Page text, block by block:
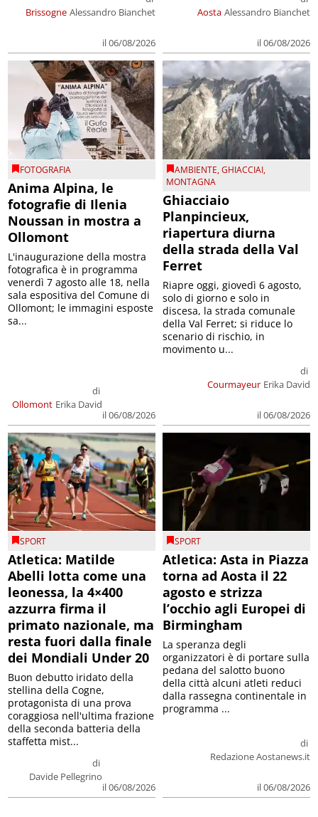
Brissogne Alessandro Bianchet
il 06/08/2026
Aosta Alessandro Bianchet
il 06/08/2026
FOTOGRAFIA
Anima Alpina, le
fotografie di Ilenia
Noussan in mostra a
Ollomont
Ollomont
di
Erika David
il 06/08/2026
L'inaugurazione della mostra
fotografica è in programma
venerdì 7 agosto alle 18, nella
sala espositiva del Comune di
Ollomont; le immagini esposte
sa...
AMBIENTE,GHIACCIAI,
MONTAGNA
Ghiacciaio
Planpincieux,
riapertura diurna
della strada della Val
Ferret
Courmayeur
di
Erika David
il 06/08/2026
Riapre oggi, giovedì 6 agosto,
solo di giorno e solo in
discesa, la strada comunale
della Val Ferret; si riduce lo
scenario di rischio, in
movimento u...
SPORT
Atletica: Matilde
Abelli lotta come una
leonessa, la 4×400
azzurra firma il
primato nazionale, ma
resta fuori dalla finale
dei Mondiali Under 20
di
Davide Pellegrino
il 06/08/2026
Buon debutto iridato della
stellina della Cogne,
protagonista di una prova
coraggiosa nell'ultima frazione
della seconda batteria della
staffetta mist...
SPORT
Atletica: Asta in Piazza
torna ad Aosta il 22
agosto e strizza
l’occhio agli Europei di
Birmingham
di
Redazione Aostanews.it
il 06/08/2026
La speranza degli
organizzatori è di portare sulla
pedana del salotto buono
della città alcuni atleti reduci
dalla rassegna continentale in
programma ...